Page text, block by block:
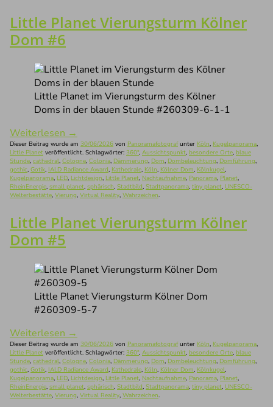
Little Planet Vierungsturm Kölner
Dom #6
Little Planet im Vierungsturm des Kölner
Doms in der blauen Stunde #260309-6-1-1
Weiterlesen →
Dieser Beitrag wurde am 30/06/2026 von Panoramafotografunter Köln, Kugelpanorama,
Little Planet veröffentlicht. Schlagwörter: 360°, Aussichtspunkt, besondere Orte, blaue
Stunde, cathedral, Cologne, Colonia, Dämmerung, Dom, Dombeleuchtung, Domführung,
gothic, Gotik, IALD Radiance Award, Kathedrale, Köln, Kölner Dom, Kölnkugel,
Kugelpanorama, LED, Lichtdesign, Little Planet, Nachtaufnahme, Panorama, Planet,
RheinEnergie, small planet, sphärisch, Stadtbild, Stadtpanorama, tiny planet, UNESCO-
Welterbestätte, Vierung, Virtual Reality, Wahrzeichen.
Little Planet Vierungsturm Kölner
Dom #5
Little Planet Vierungsturm Kölner Dom
#260309-5-7
Weiterlesen →
Dieser Beitrag wurde am 30/06/2026 von Panoramafotografunter Köln, Kugelpanorama,
Little Planet veröffentlicht. Schlagwörter: 360°, Aussichtspunkt, besondere Orte, blaue
Stunde, cathedral, Cologne, Colonia, Dämmerung, Dom, Dombeleuchtung, Domführung,
gothic, Gotik, IALD Radiance Award, Kathedrale, Köln, Kölner Dom, Kölnkugel,
Kugelpanorama, LED, Lichtdesign, Little Planet, Nachtaufnahme, Panorama, Planet,
RheinEnergie, small planet, sphärisch, Stadtbild, Stadtpanorama, tiny planet, UNESCO-
Welterbestätte, Vierung, Virtual Reality, Wahrzeichen.